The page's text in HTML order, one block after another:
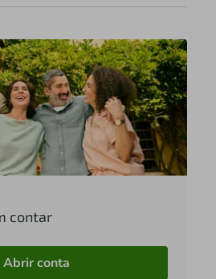
contar
Abrir conta